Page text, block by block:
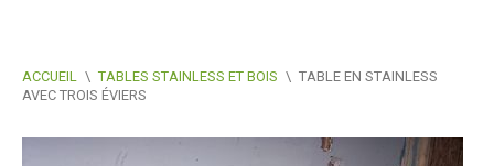
ACCUEIL \ TABLES STAINLESS ET BOIS \ TABLE EN STAINLESS
AVEC TROIS ÉVIERS